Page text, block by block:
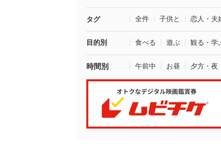
タグ 全件 子供と 恋人・夫
目的別 食べる 遊ぶ 観る・学
時間別 午前中 お昼 夕方・夜